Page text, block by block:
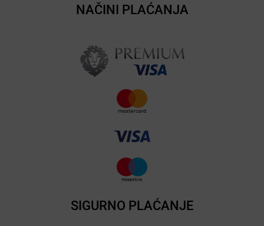
NAČINI PLAĆANJA
SIGURNO PLAĆANJE